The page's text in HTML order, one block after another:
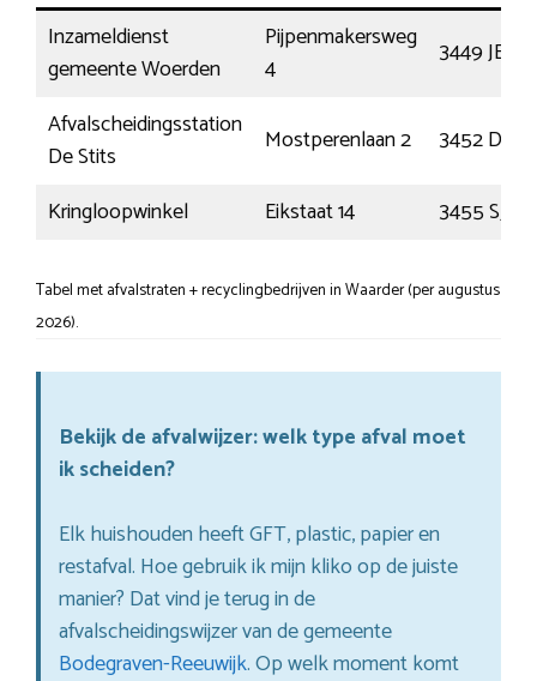
Inzameldienst
gemeente Woerden
Pijpenmakersweg
4
3449 JE
Afvalscheidingsstation
De Stits
Mostperenlaan 2
3452 DN
Kringloopwinkel
Eikstaat 14 3455 SJ
Tabel met afvalstraten + recyclingbedrijven in Waarder (per augustus
2026).
Bekijk de afvalwijzer: welk type afval moet
ik scheiden?
Elk huishouden heeft GFT, plastic, papier en
restafval. Hoe gebruik ik mijn kliko op de juiste
manier? Dat vind je terug in de
afvalscheidingswijzer van de gemeente
Bodegraven-Reeuwijk. Op welk moment komt